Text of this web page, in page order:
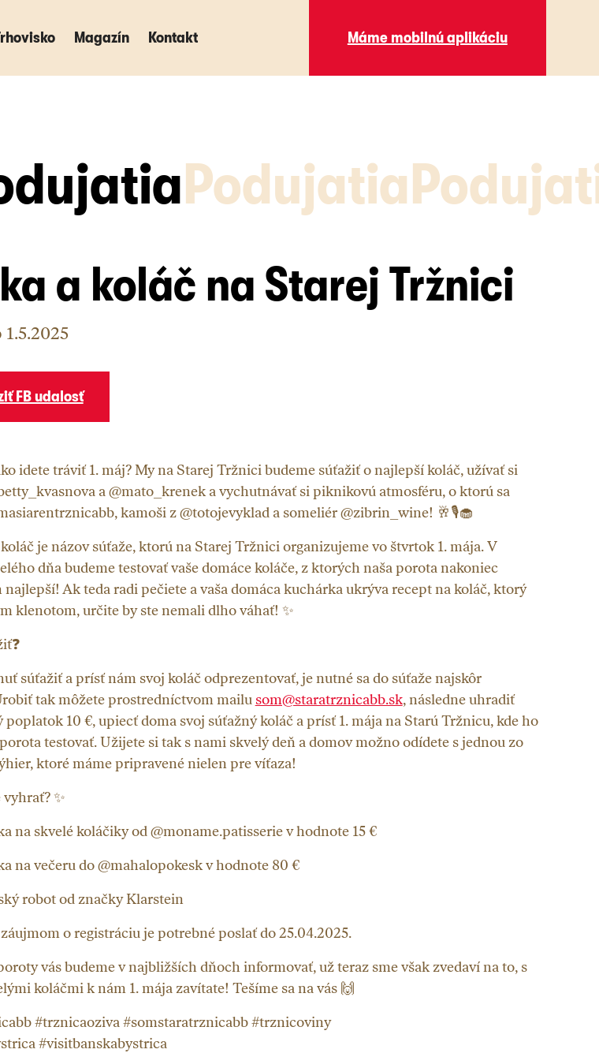
Magazín Kontakt Máme mobilnú aplikáciu
Magazín Kontakt Máme mobilnú aplikáciu
Podujatia
a koláč na Starej Tržnici
1.5.2025
FB udalosť
idete tráviť 1. máj? My na Starej Tržnici budeme súťažiť o najlepší koláč, užívať si
a @mato_krenek a vychutnávať si piknikovú atmosféru, o ktorú sa
kamoši z @totojevyklad a someliér @zibrin_wine! 🥂🎙️🧁
koláč je názov súťaže, ktorú na Starej Tržnici organizujeme vo štvrtok 1. mája. V
dňa budeme testovať vaše domáce koláče, z ktorých naša porota nakoniec
najlepší! Ak teda radi pečiete a vaša domáca kuchárka ukrýva recept na koláč, ktorý
klenotom, určite by ste nemali dlho váhať! ✨
súťažiť a prísť nám svoj koláč odprezentovať, je nutné sa do súťaže najskôr
tak môžete prostredníctvom mailu som@staratrznicabb.sk, následne uhradiť
poplatok 10 €, upiecť doma svoj súťažný koláč a prísť 1. mája na Starú Tržnicu, kde ho
testovať. Užijete si tak s nami skvelý deň a domov možno odídete s jednou zo
ktoré máme pripravené nielen pre víťaza!
✨
na skvelé koláčiky od @moname.patisserie v hodnote 15 €
na večeru do @mahalopokesk v hodnote 80 €
robot od značky Klarstein
o registráciu je potrebné poslať do 25.04.2025.
vás budeme v najbližších dňoch informovať, už teraz sme však zvedaví na to, s
koláčmi k nám 1. mája zavítate! Tešíme sa na vás 🙌
#trznicaoziva #somstaratrznicabb #trznicoviny
#visitbanskabystrica